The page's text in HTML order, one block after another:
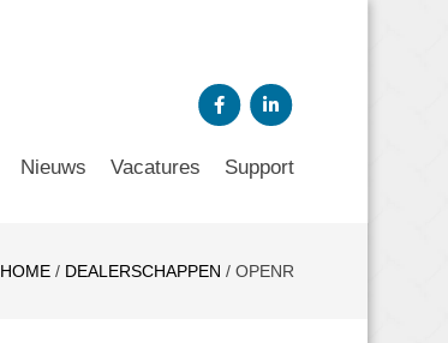
Nieuws Vacatures Support
HOME / DEALERSCHAPPEN / OPENR